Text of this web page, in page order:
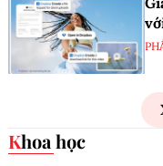
Khoa học